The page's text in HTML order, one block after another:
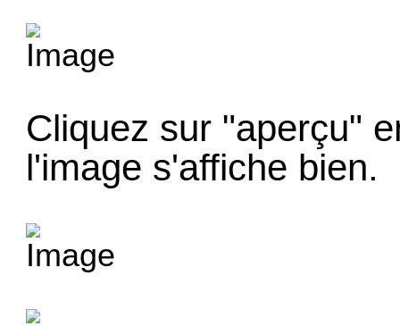
Cliquez sur "aperçu"
l'image s'affiche bien.